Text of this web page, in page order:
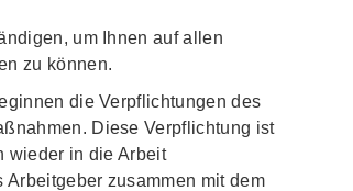
um Ihnen auf allen
zu können.
die Verpflichtungen des
Diese Verpflichtung ist
wieder in die Arbeit
zusammen mit dem